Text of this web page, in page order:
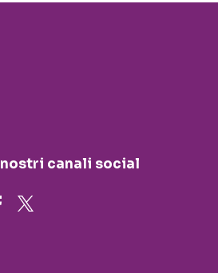
I nostri canali social